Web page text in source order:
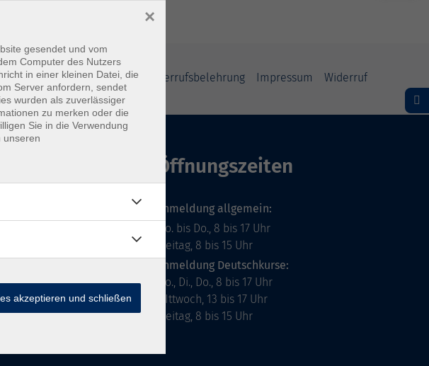
Barrierefreiheitserklärung Widerrufsbelehrung Impressum Widerruf
Öffnungszeiten
Anmeldung allgemein:
Mo. bis Do., 8 bis 17 Uhr
Freitag, 8 bis 15 Uhr
Anmeldung Deutschkurse:
Mo., Di., Do., 8 bis 17 Uhr
MIttwoch, 13 bis 17 Uhr
Freitag, 8 bis 15 Uhr
gesendet und vom
Computer des Nutzers
in einer kleinen Datei, die
Server anfordern, sendet
wurden als zuverlässiger
zu merken oder die
Sie in die Verwendung
unseren
×
akzeptieren und schließen